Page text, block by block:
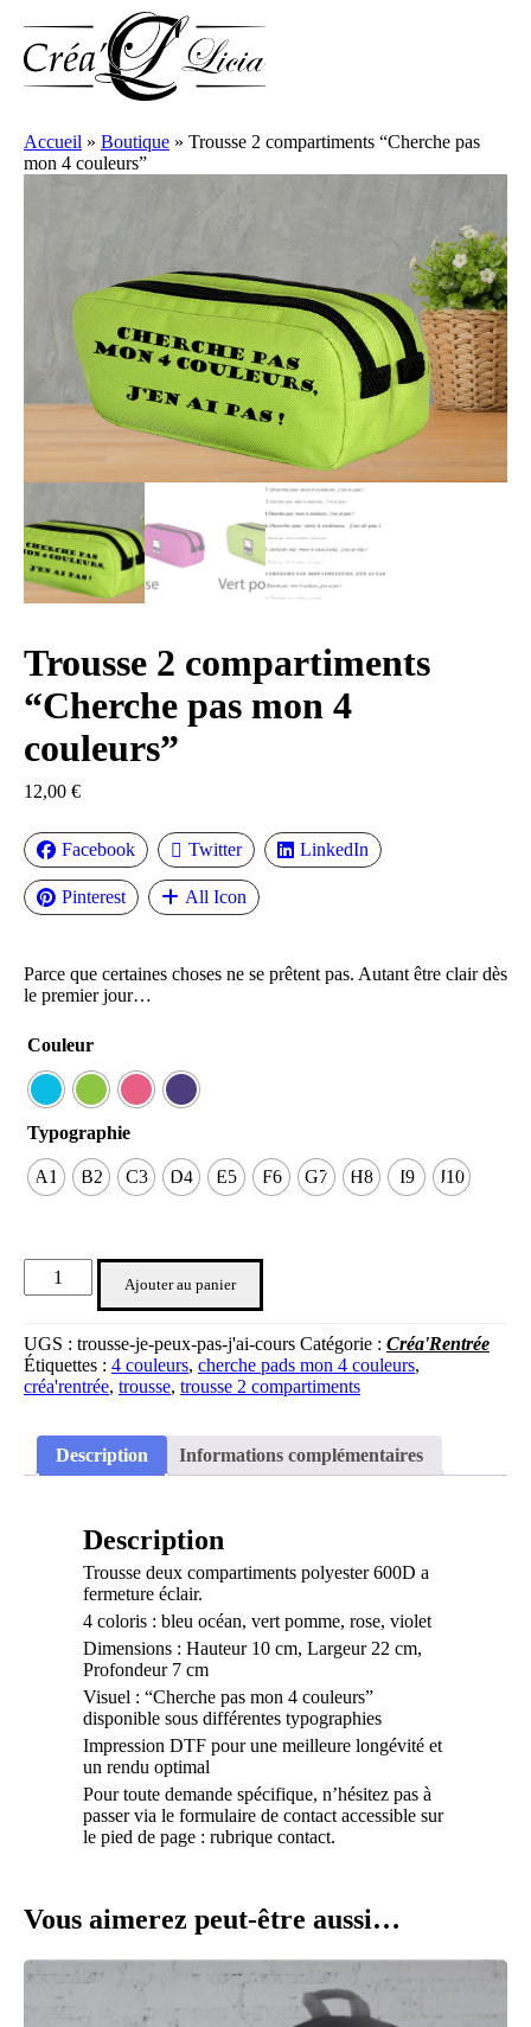
Accueil » Boutique » Trousse 2 compartiments “Cherche pas
mon 4 couleurs”
Trousse 2 compartiments
“Cherche pas mon 4
couleurs”
12,00 €
Facebook Twitter LinkedIn
Pinterest All Icon
Parce que certaines choses ne se prêtent pas. Autant être clair dès
le premier jour…
Couleur
Typographie
A1 B2 C3 D4 E5 F6 G7 H8 I9 J10
Ajouter au panier
UGS : trousse-je-peux-pas-j'ai-cours Catégorie : Créa'Rentrée
Étiquettes : 4 couleurs, cherche pads mon 4 couleurs,
créa'rentrée, trousse, trousse 2 compartiments
Description Informations complémentaires
Description
Trousse deux compartiments polyester 600D a
fermeture éclair.
4 coloris : bleu océan, vert pomme, rose, violet
Dimensions : Hauteur 10 cm, Largeur 22 cm,
Profondeur 7 cm
Visuel : “Cherche pas mon 4 couleurs”
disponible sous différentes typographies
Impression DTF pour une meilleure longévité et
un rendu optimal
Pour toute demande spécifique, n’hésitez pas à
passer via le formulaire de contact accessible sur
le pied de page : rubrique contact.
Vous aimerez peut-être aussi…